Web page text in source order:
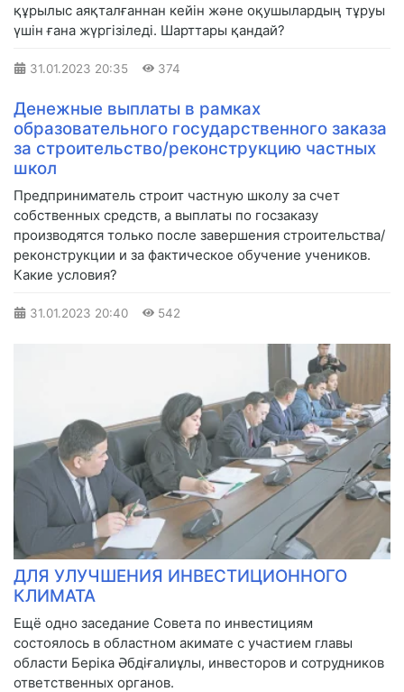
құрылыс аяқталғаннан кейін және оқушылардың тұруы
үшін ғана жүргізіледі. Шарттары қандай?
31.01.2023 20:35 374
Денежные выплаты в рамках
образовательного государственного заказа
за строительство/реконструкцию частных
школ
Предприниматель строит частную школу за счет
собственных средств, а выплаты по госзаказу
производятся только после завершения строительства/
реконструкции и за фактическое обучение учеников.
Какие условия?
31.01.2023 20:40 542
ДЛЯ УЛУЧШЕНИЯ ИНВЕСТИЦИОННОГО
КЛИМАТА
Ещё одно заседание Совета по инвестициям
состоялось в областном акимате с участием главы
области Беріка Әбдіғалиұлы, инвесторов и сотрудников
ответственных органов.